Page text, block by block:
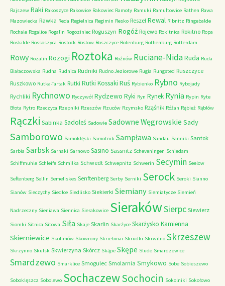
Rajszew Raki Rakoszyce Rakowice Rakowiec Ramoty Ramuki Ramułtowice Rathen Rawa
Mazowiecka Rawka Reda Regielnica Regimin Resko Reszel Rewal Ribnitz Ringebalde
Rochale Rogalice Rogalin Rogoziniec Roguszyn Rogóż Rojewo Rokitnica Rokitno Ropa
Roskilde Rossoszyca Rostock Rostow Roszczyce Rotenburg Rothenburg Rotterdam
Rowy Rozalin Rozogi Roztoka Rożnów Ruciane-NidaRuda Ruda
Białaczowska Rudna Rudnica Rudniki Rudno Jeziorowe Rugia Rungsted Ruszczyce
Ruszkowo Rutka-Tartak Rutki Rutki Kossaki Ruś Rybienko Rybno Rybojady
Rychliki Rychnowo Ryczywół Rydzewo Ryki Ryn Rynek Rynia Rypin Ryte
Błota Rytro Rzeczyca Rzepniki Rzeszów Rzuców Rzymsko Rząśnik Różan Rąbież Rąblów
Rączki Sabinka Sadoleś Sadowie Sadowne Węgrowskie Sady
Samborowo Samoklęski Samotnik Sampława Sandau Sanniki Santok
Sarbia Sarbsk Sarnaki Sarnowo Sasino Sassnitz Scheveningen Schiedam
Schiffmuhle Schleife Schmilka Schwedt Schwepnitz Schwerin Secymin Seelow
Seftenberg Sellin Semeliskes Senftenberg Serby Serniki Serock Seroki Sianno
Sianów Sieczychy Siedlce Siedlisko Siekierki Siemiany Siemiatycze Siemień
Nadrzeczny Sieniawa Siennica Sierakowice SierakówSierpc Siewierz
Siomki Sitnica Sitowa Siła Skaje Skarlin Skarżyce Skarżysko Kamienna
Skierniewice Skolimów Skowrony Skriebinai Skrudki Skrwilno Skrzeszew
Skrzynno Skulsk Skwierzyna Skórcz Skąpe Skępe Slude Smardzewice
Smardzewo Smarklice Smogulec Smolarnia Smykowo Sobe Sobieszewo
Soboklęszcz Sobolewo SochaczewSochocin Sokolniki Sokołowo